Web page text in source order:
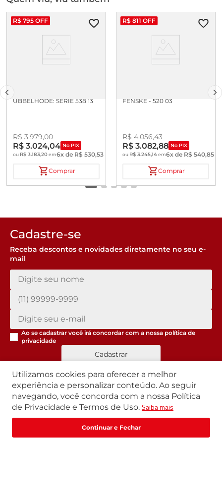
Fale com um especialista
R$ 795 OFF
UBBELHODE: SERIE 538 13
R$ 3.979,00
R$ 3.024,04 No PIX
ou R$ 3.183,20em6x de R$ 530,53
Comprar
R$ 811 OFF
FENSKE - 520 03
R$ 4.056,43
R$ 3.082,88 No PIX
ou R$ 3.245,14em6x de R$ 540,85
Comprar
Cadastre-se
Receba descontos e novidades diretamente no seu e-
mail
Ao se cadastrar você irá concordar com a nossa política de
privacidade
Cadastrar
Segunda a Sexta | 07h42 às 17h30
Exceto feriados
WhatsApp:
Email:loja@marte.com.br
Utilizamos cookies para oferecer a melhor
experiência e personalizar conteúdo. Ao seguir
navegando, você concorda com a nossa Política
de Privacidade e Termos de Uso. Saiba mais